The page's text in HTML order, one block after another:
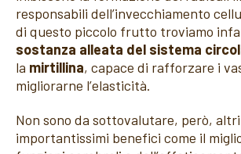
responsabili dell’invecchiamento
di questo piccolo frutto troviamo
sostanza alleata del sistema
la mirtillina, capace di rafforzare i
migliorarne l’elasticità.
Non sono da sottovalutare, però, altri
importantissimi benefici come il